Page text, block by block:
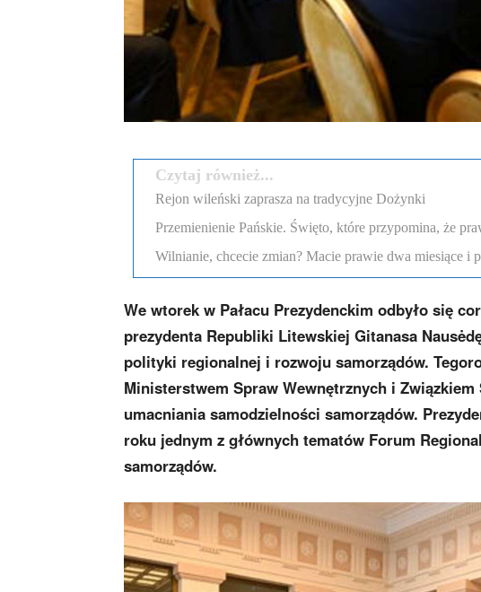
Czytaj również...
Rejon wileński zaprasza na tradycyjne Dożynki
Przemienienie Pańskie. Święto, które przypomina, że
Wilnianie, chcecie zmian? Macie prawie dwa miesiące i
We wtorek w Pałacu Prezydenckim odbyło się
prezydenta Republiki Litewskiej Gitanasa
polityki regionalnej i rozwoju samorządów.
Ministerstwem Spraw Wewnętrznych i
umacniania samodzielności samorządów.
roku jednym z głównych tematów Forum
samorządów.